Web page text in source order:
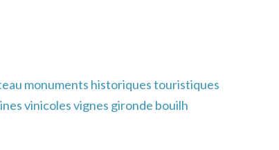
monuments historiques touristiques
vinicoles vignes gironde bouilh